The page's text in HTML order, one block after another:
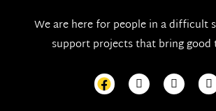
We are here for people in a difficult
support projects that bring good